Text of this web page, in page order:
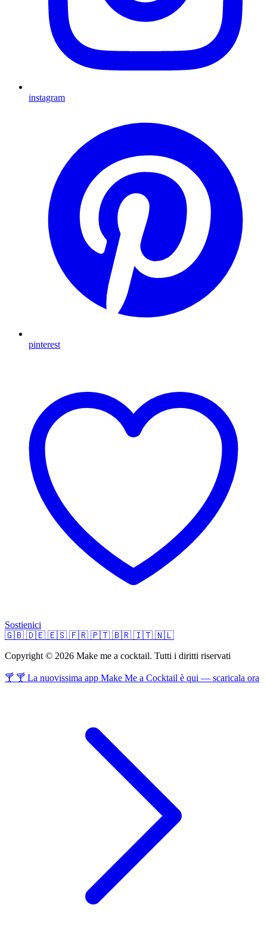
instagram
pinterest
Sostienici
🇬🇧 🇩🇪 🇪🇸 🇫🇷 🇵🇹 🇧🇷 🇮🇹 🇳🇱
Copyright © 2026 Make me a cocktail. Tutti i diritti riservati
🍸 🍸 La nuovissima app Make Me a Cocktail è qui — scaricala ora